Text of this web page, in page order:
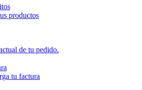
productos
de tu pedido.
tu factura